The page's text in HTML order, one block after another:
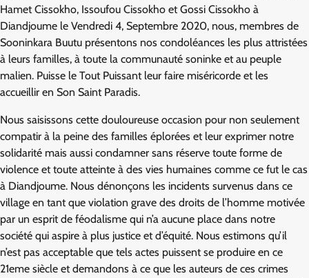
Hamet Cissokho, Issoufou Cissokho et Gossi Cissokho à
Diandjoume le Vendredi 4, Septembre 2020, nous, membres de
Sooninkara Buutu présentons nos condoléances les plus attristées
à leurs familles, à toute la communauté soninke et au peuple
malien. Puisse le Tout Puissant leur faire miséricorde et les
accueillir en Son Saint Paradis.
Nous saisissons cette douloureuse occasion pour non seulement
compatir à la peine des familles éplorées et leur exprimer notre
solidarité mais aussi condamner sans réserve toute forme de
violence et toute atteinte à des vies humaines comme ce fut le cas
à Diandjoume. Nous dénonçons les incidents survenus dans ce
village en tant que violation grave des droits de l’homme motivée
par un esprit de féodalisme qui n’a aucune place dans notre
société qui aspire à plus justice et d’équité. Nous estimons qu’il
n’est pas acceptable que tels actes puissent se produire en ce
21eme siècle et demandons à ce que les auteurs de ces crimes